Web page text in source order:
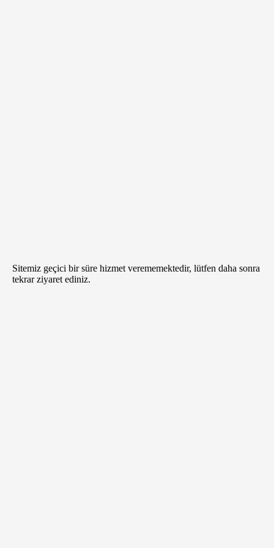
Sitemiz geçici bir süre hizmet verememektedir, lütfen daha sonra
tekrar ziyaret ediniz.